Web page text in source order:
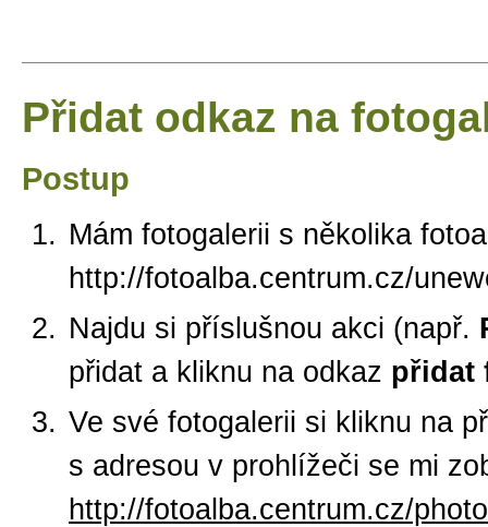
Přidat odkaz na
Postup
Mám fotogalerii s několika
http://fotoalba.centrum.cz/
Najdu si příslušnou akci (např.
přidat a kliknu na odkaz přidat
Ve své fotogalerii si kliknu na
s adresou v prohlížeči se mi
http://fotoalba.centrum.cz/